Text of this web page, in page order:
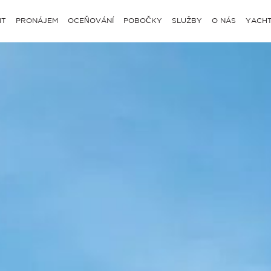
PRONÁJEM OCEŇOVÁNÍ POBOČKY SLUŽBY O NÁS